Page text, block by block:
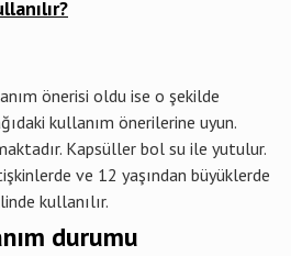
önerisi oldu ise o şekilde
kullanım önerilerine uyun.
Kapsüller bol su ile yutulur.
ve 12 yaşından büyüklerde
kullanılır.
durumu